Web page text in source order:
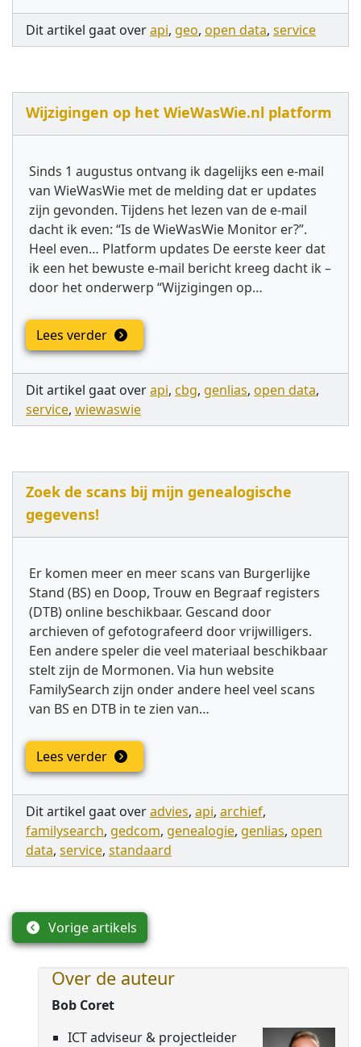
Dit artikel gaat overapi, geo, open data, service
Wijzigingen op het WieWasWie.nl platform
Sinds 1 augustus ontvang ik dagelijks een e-mail
van WieWasWie met de melding dat er updates
zijn gevonden. Tijdens het lezen van de e-mail
dacht ik even: “Is de WieWasWie Monitor er?”.
Heel even… Platform updates De eerste keer dat
ik een het bewuste e-mail bericht kreeg dacht ik –
door het onderwerp “Wijzigingen op…
Lees verder
Dit artikel gaat overapi, cbg, genlias, open data,
service, wiewaswie
Zoek de scans bij mijn genealogische
gegevens!
Er komen meer en meer scans van Burgerlijke
Stand (BS) en Doop, Trouw en Begraaf registers
(DTB) online beschikbaar. Gescand door
archieven of gefotografeerd door vrijwilligers.
Een andere speler die veel materiaal beschikbaar
stelt zijn de Mormonen. Via hun website
FamilySearch zijn onder andere heel veel scans
van BS en DTB in te zien van…
Lees verder
Dit artikel gaat overadvies, api, archief,
familysearch, gedcom, genealogie, genlias, open
data, service, standaard
Vorige artikels
Over de auteur
Bob Coret
ICT adviseur & projectleider